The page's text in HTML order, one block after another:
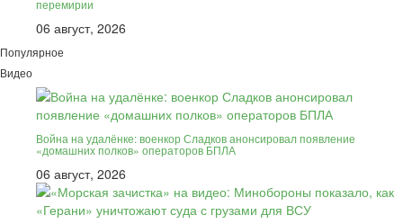
перемирии
06 август, 2026
Популярное
Видео
Война на удалёнке: военкор Сладков анонсировал появление
«домашних полков» операторов БПЛА
06 август, 2026